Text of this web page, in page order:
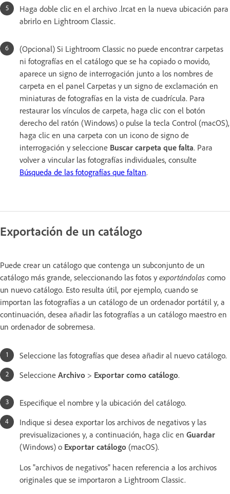
Haga doble clic en el archivo .lrcat en la nueva ubicación para
abrirlo en Lightroom Classic.
(Opcional) Si Lightroom Classic no puede encontrar carpetas
ni fotografías en el catálogo que se ha copiado o movido,
aparece un signo de interrogación junto a los nombres de
carpeta en el panel Carpetas y un signo de exclamación en
miniaturas de fotografías en la vista de cuadrícula. Para
restaurar los vínculos de carpeta, haga clic con el botón
derecho del ratón (Windows) o pulse la tecla Control (macOS),
haga clic en una carpeta con un icono de signo de
interrogación y seleccione Buscar carpeta que falta. Para
volver a vincular las fotografías individuales, consulte
Búsqueda de las fotografías que faltan.
Exportación de un catálogo
Puede crear un catálogo que contenga un subconjunto de un
catálogo más grande, seleccionando las fotos y exportándolas como
un nuevo catálogo. Esto resulta útil, por ejemplo, cuando se
importan las fotografías a un catálogo de un ordenador portátil y, a
continuación, desea añadir las fotografías a un catálogo maestro en
un ordenador de sobremesa.
Seleccione las fotografías que desea añadir al nuevo catálogo.
Seleccione Archivo > Exportar como catálogo.
Especifique el nombre y la ubicación del catálogo.
Indique si desea exportar los archivos de negativos y las
previsualizaciones y, a continuación, haga clic en Guardar
(Windows) o Exportar catálogo (macOS).
Los "archivos de negativos" hacen referencia a los archivos
originales que se importaron a Lightroom Classic.